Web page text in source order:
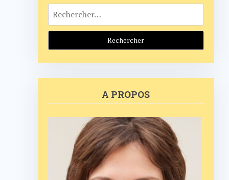
Rechercher :
A PROPOS